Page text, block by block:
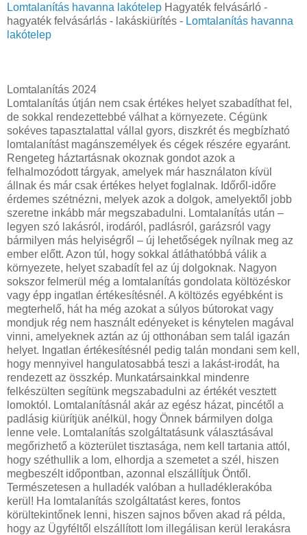
Lomtalanítás havanna lakótelep Hagyaték felvásárló -
hagyaték felvásárlás - lakáskiürítés - Lomtalanítás havanna
lakótelep
Lomtalanítás 2024
Lomtalanítás útján nem csak értékes helyet szabadíthat fel,
de sokkal rendezettebbé válhat a környezete. Cégünk
sokéves tapasztalattal vállal gyors, diszkrét és megbízható
lomtalanítást magánszemélyek és cégek részére egyaránt.
Rengeteg háztartásnak okoznak gondot azok a
felhalmozódott tárgyak, amelyek már használaton kívül
állnak és már csak értékes helyet foglalnak. Időről-időre
érdemes szétnézni, melyek azok a dolgok, amelyektől jobb
szeretne inkább már megszabadulni. Lomtalanítás után –
legyen szó lakásról, irodáról, padlásról, garázsról vagy
bármilyen más helyiségről – új lehetőségek nyílnak meg az
ember előtt. Azon túl, hogy sokkal átláthatóbbá válik a
környezete, helyet szabadít fel az új dolgoknak. Nagyon
sokszor felmerül még a lomtalanítás gondolata költözéskor
vagy épp ingatlan értékesítésnél. A költözés egyébként is
megterhelő, hát ha még azokat a súlyos bútorokat vagy
mondjuk rég nem használt edényeket is kénytelen magával
vinni, amelyeknek aztán az új otthonában sem talál igazán
helyet. Ingatlan értékesítésnél pedig talán mondani sem kell,
hogy mennyivel hangulatosabbá teszi a lakást-irodát, ha
rendezett az összkép. Munkatársainkkal mindenre
felkészülten segítünk megszabadulni az értékét vesztett
lomoktól. Lomtalanításnál akár az egész házat, pincétől a
padlásig kiürítjük anélkül, hogy Önnek bármilyen dolga
lenne vele. Lomtalanítás szolgáltatásunk választásával
megőrizhető a közterület tisztasága, nem kell tartania attól,
hogy széthullik a lom, elhordja a szemetet a szél, hiszen
megbeszélt időpontban, azonnal elszállítjuk Öntől.
Természetesen a hulladék valóban a hulladéklerakóba
kerül! Ha lomtalanítás szolgáltatást keres, fontos
körültekintőnek lenni, hiszen sajnos bőven akad rá példa,
hogy az Ügyféltől elszállított lom illegálisan kerül lerakásra